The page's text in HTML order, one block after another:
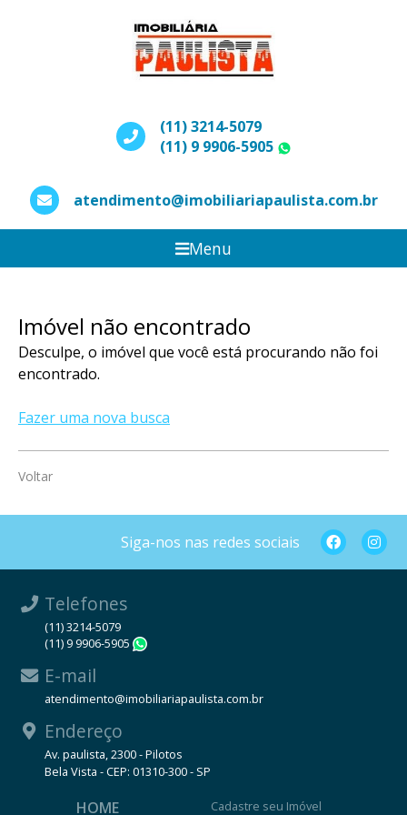
(11) 3214-5079
(11) 9 9906-5905
atendimento@imobiliariapaulista.com.br
Menu
Imóvel não encontrado
Desculpe, o imóvel que você está procurando não foi
encontrado.
Fazer uma nova busca
Voltar
Siga-nos nas redes sociais
Telefones
(11) 3214-5079
(11) 9 9906-5905
E-mail
atendimento@imobiliariapaulista.com.br
Endereço
Av. paulista, 2300 - Pilotos
Bela Vista - CEP: 01310-300 - SP
HOME Cadastre seu Imóvel